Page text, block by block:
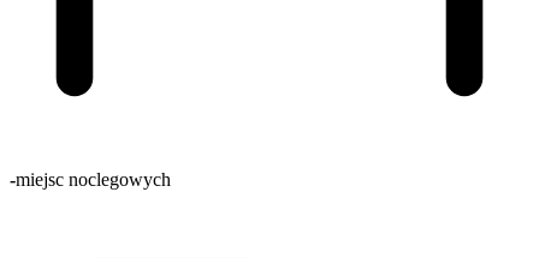
-miejsc noclegowych